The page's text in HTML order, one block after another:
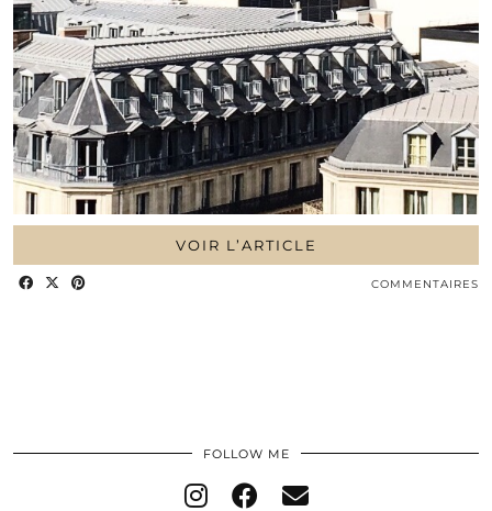
VOIR L’ARTICLE
COMMENTAIRES
FOLLOW ME